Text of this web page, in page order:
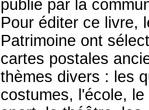
publié par la
Pour éditer ce livre,
Patrimoine ont
cartes postales
thèmes divers : les
costumes, l'école,